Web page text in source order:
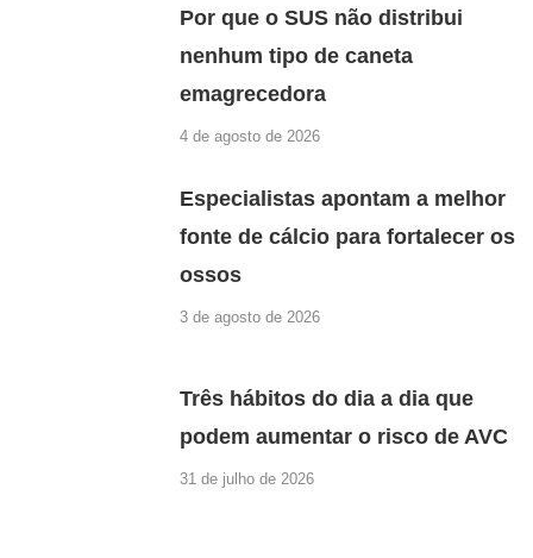
Por que o SUS não distribui
nenhum tipo de caneta
emagrecedora
4 de agosto de 2026
Especialistas apontam a melhor
fonte de cálcio para fortalecer os
ossos
3 de agosto de 2026
Três hábitos do dia a dia que
podem aumentar o risco de AVC
31 de julho de 2026